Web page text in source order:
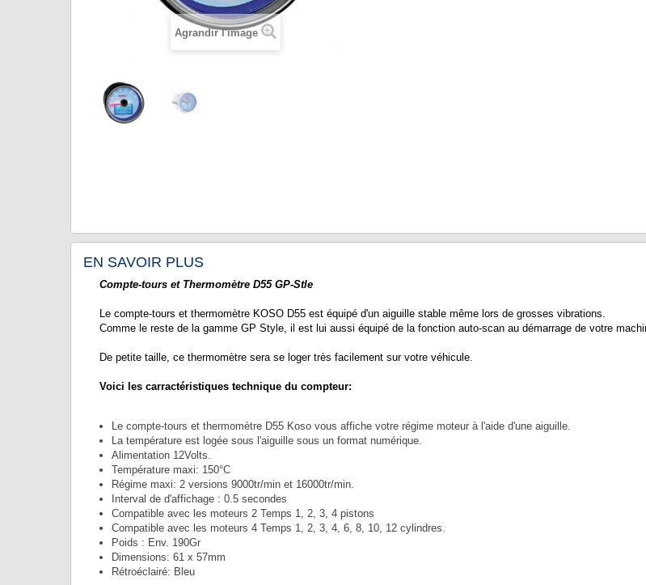
Agrandir l'image
EN SAVOIR PLUS
Compte-tours et Thermomètre D55 GP-Stle
Le compte-tours et thermomètre KOSO D55 est équipé d'un aiguille stable même lors de grosses vibrations.
Comme le reste de la gamme GP Style, il est lui aussi équipé de la fonction auto-scan au démarrage de votre
De petite taille, ce thermomètre sera se loger très facilement sur votre véhicule.
Voici les carractéristiques technique du compteur:
Le compte-tours et thermomètre D55 Koso vous affiche votre régime moteur à l'aide d'une aiguille.
La température est logée sous l'aiguille sous un format numérique.
Alimentation 12Volts.
Température maxi: 150°C
Régime maxi: 2 versions 9000tr/min et 16000tr/min.
Interval de d'affichage : 0.5 secondes
Compatible avec les moteurs 2 Temps 1, 2, 3, 4 pistons
Compatible avec les moteurs 4 Temps 1, 2, 3, 4, 6, 8, 10, 12 cylindres.
Poids : Env. 190Gr
Dimensions: 61 x 57mm
Rétroéclairé: Bleu